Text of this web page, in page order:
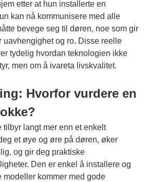
etter at hun installerte en
kan nå kommunisere med alle
bevege seg til døren, noe som gir
uavhengighet og ro. Disse reelle
tydelig hvordan teknologien ikke
men om å ivareta livskvalitet.
Hvorfor vurdere en
tilbyr langt mer enn et enkelt
et øye og øre på døren, øker
og gir deg praktiske
Den er enkel å installere og
modeller kommer med gode